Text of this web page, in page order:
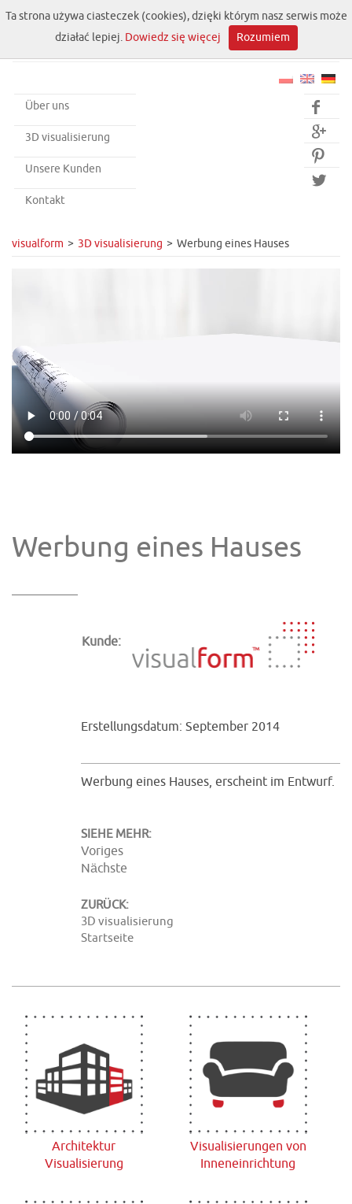




Über uns
3D visualisierung
Unsere Kunden
Kontakt
visualform 3D visualisierung Werbung eines Hauses
Werbung eines Hauses
Kunde:
Erstellungsdatum: September 2014
Werbung eines Hauses, erscheint im Entwurf.
SIEHE MEHR:
Voriges
Nächste
ZURÜCK:
3D visualisierung
Startseite
Architektur
Visualisierung
Visualisierungen von
Inneneinrichtung
Ta strona używa ciasteczek (cookies), dzięki którym nasz serwis może
działać lepiej. Dowiedz się więcej Rozumiem